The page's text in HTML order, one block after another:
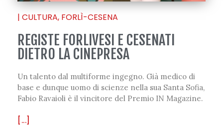
| CULTURA, FORLÌ-CESENA
REGISTE FORLIVESI E CESENATI
DIETRO LA CINEPRESA
Un talento dal multiforme ingegno. Già medico di
base e dunque uomo di scienze nella sua Santa Sofia,
Fabio Ravaioli è il vincitore del Premio IN Magazine.
[...]